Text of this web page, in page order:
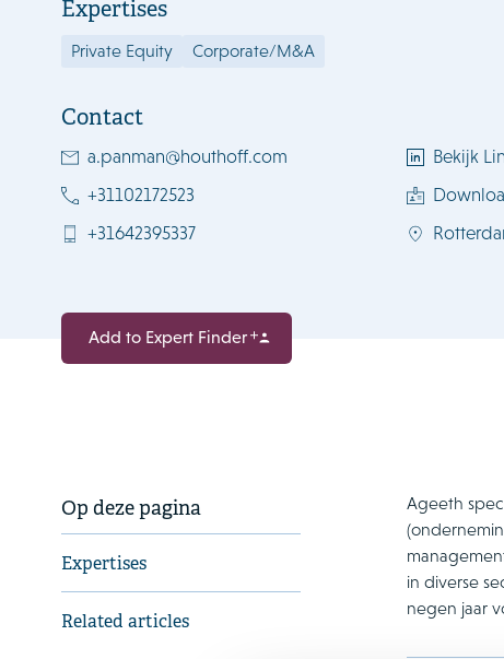
Expertises
Private Equity Corporate/M&A
Contact
a.panman@houthoff.com
+31102172523
+31642395337
Bekijk
Add to Expert Finder
Op deze pagina
Expertises
Related articles
Ageeth
in diverse
negen jaar